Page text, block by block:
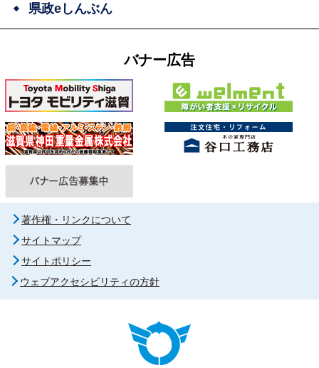
県政eしんぶん
バナー広告
著作権・リンクについて
サイトマップ
サイトポリシー
ウェブアクセシビリティの方針